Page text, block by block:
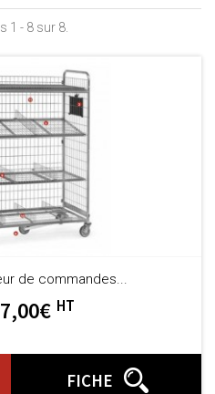
1 - 8 sur 8.
de commandes...
HT
FICHE